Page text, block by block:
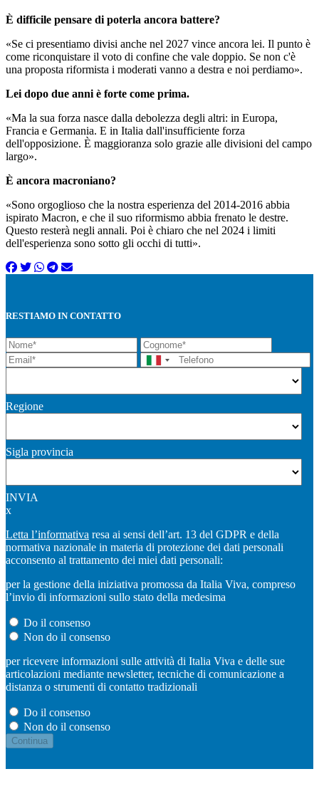
È difficile pensare di poterla ancora battere?
«Se ci presentiamo divisi anche nel 2027 vince ancora lei. Il punto è
come riconquistare il voto di confine che vale doppio. Se non c'è
una proposta riformista i moderati vanno a destra e noi perdiamo».
Lei dopo due anni è forte come prima.
«Ma la sua forza nasce dalla debolezza degli altri: in Europa,
Francia e Germania. E in Italia dall'insufficiente forza
dell'opposizione. È maggioranza solo grazie alle divisioni del campo
largo».
È ancora macroniano?
«Sono orgoglioso che la nostra esperienza del 2014-2016 abbia
ispirato Macron, e che il suo riformismo abbia frenato le destre.
Questo resterà negli annali. Poi è chiaro che nel 2024 i limiti
dell'esperienza sono sotto gli occhi di tutti».
RESTIAMO IN CONTATTO
Regione
Sigla provincia
INVIA
x
Letta l’informativa resa ai sensi dell’art. 13 del GDPR e della
normativa nazionale in materia di protezione dei dati personali
acconsento al trattamento dei miei dati personali:
per la gestione della iniziativa promossa da Italia Viva, compreso
l’invio di informazioni sullo stato della medesima
Do il consenso
Non do il consenso
per ricevere informazioni sulle attività di Italia Viva e delle sue
articolazioni mediante newsletter, tecniche di comunicazione a
distanza o strumenti di contatto tradizionali
Do il consenso
Non do il consenso